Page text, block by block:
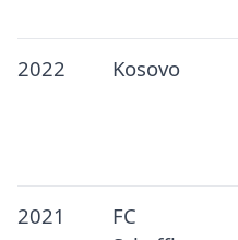
2022 Kosovo
2021
FC